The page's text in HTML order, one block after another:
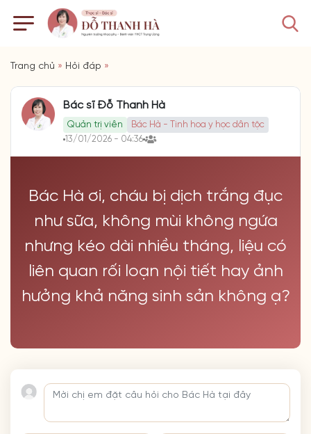
Trang chủ » Hỏi đáp »
Bác sĩ Đỗ Thanh Hà
Quản trị viên
Bác Hà - Tinh hoa y học dân tộc
13/01/2026 - 04:36
Bác Hà ơi, cháu bị dịch trắng đục
như sữa, không mùi không ngứa
nhưng kéo dài nhiều tháng, liệu có
liên quan rối loạn nội tiết hay ảnh
hưởng khả năng sinh sản không ạ?